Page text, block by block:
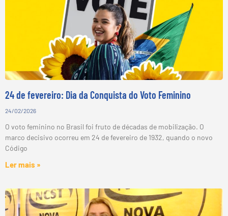
24 de fevereiro: Dia da Conquista do Voto Feminino
24/02/2026
O voto feminino no Brasil foi fruto de décadas de mobilização. O
marco decisivo ocorreu em 24 de fevereiro de 1932, quando o novo
Código
Ler mais »